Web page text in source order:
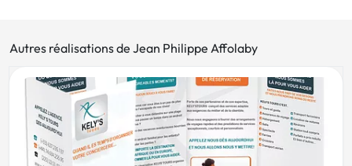
Autres réalisations de Jean Philippe Affolaby